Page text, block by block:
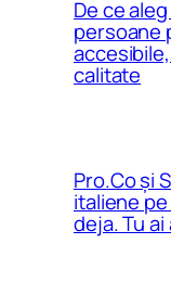
De ce
persoane
calitate
Pro.Co și
italiene
deja. Tu